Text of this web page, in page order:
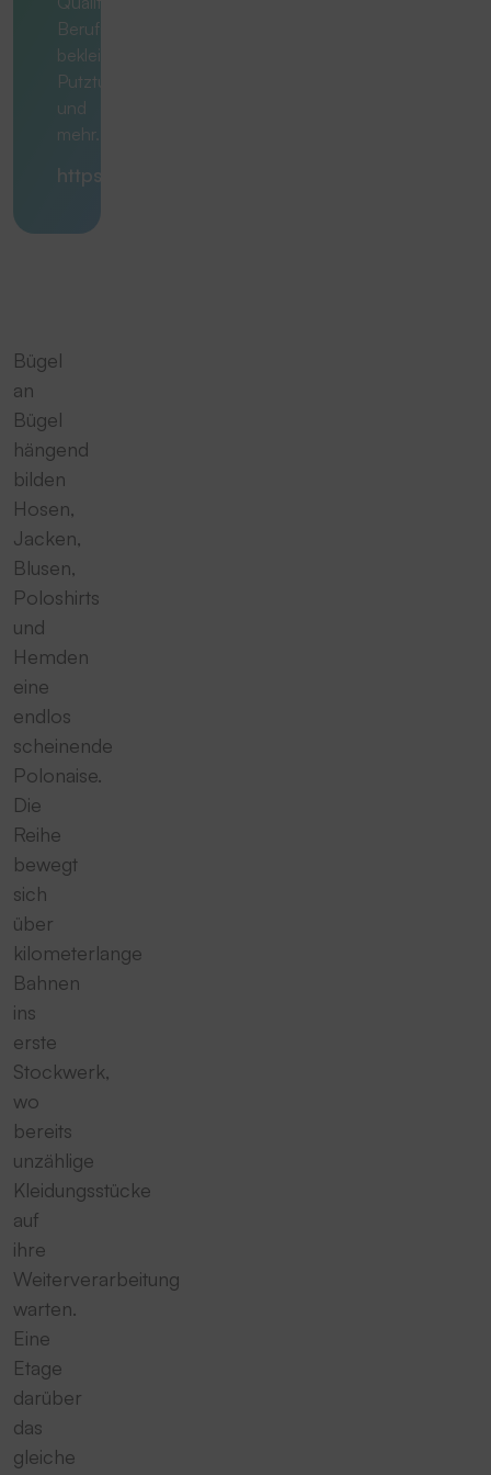
Berufs-
bekleidung,
Putztücher
und
mehr.
https://www.mewa.de/
Bügel
an
Bügel
hängend
bilden
Hosen,
Jacken,
Blusen,
Poloshirts
und
Hemden
eine
endlos
scheinende
Polonaise.
Die
Reihe
bewegt
sich
über
kilometerlange
Bahnen
ins
erste
Stockwerk,
wo
bereits
unzählige
Kleidungsstücke
auf
ihre
Weiterverarbeitung
warten.
Eine
Etage
darüber
das
gleiche